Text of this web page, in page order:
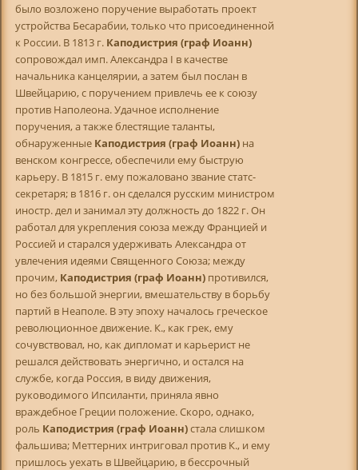
было возложено поручение выработать проект
устройства Бесарабии, только что присоединенной
к России. В 1813 г. Каподистрия (граф Иоанн)
сопровождал имп. Александра I в качестве
начальника канцелярии, а затем был послан в
Швейцарию, с поручением привлечь ее к союзу
против Наполеона. Удачное исполнение
поручения, а также блестящие таланты,
обнаруженные Каподистрия (граф Иоанн) на
венском конгрессе, обеспечили ему быструю
карьеру. В 1815 г. ему пожаловано звание статс-
секретаря; в 1816 г. он сделался русским министром
иностр. дел и занимал эту должность до 1822 г. Он
работал для укрепления союза между Францией и
Россией и старался удерживать Александра от
увлечения идеями Священного Союза; между
прочим, Каподистрия (граф Иоанн) противился,
но без большой энергии, вмешательству в борьбу
партий в Неаполе. В эту эпоху началось греческое
революционное движение. К., как грек, ему
сочувствовал, но, как дипломат и карьерист не
решался действовать энергично, и остался на
службе, когда Россия, в виду движения,
руководимого Ипсиланти, приняла явно
враждебное Греции положение. Скоро, однако,
роль Каподистрия (граф Иоанн)стала слишком
фальшива; Меттерних интриговал против К., и ему
пришлось уехать в Швейцарию, в бессрочный